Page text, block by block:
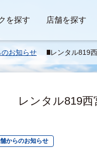
を探す 店舗を探す
のお知らせ
レンタル819
クを借りる方
レンタル819
からのお知らせ